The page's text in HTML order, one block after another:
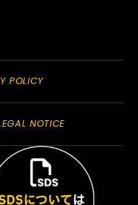
POLICY
NOTICE